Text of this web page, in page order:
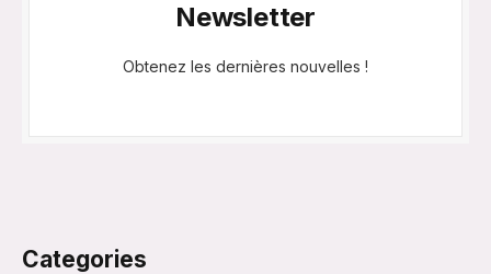
Newsletter
Obtenez les dernières nouvelles !
Categories